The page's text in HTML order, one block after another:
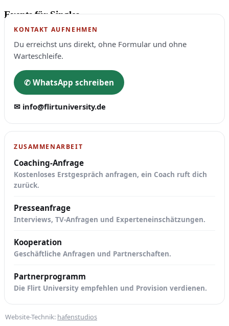
Events für Singles
KONTAKT AUFNEHMEN
Du erreichst uns direkt, ohne Formular und ohne
Warteschleife.
✆ WhatsApp schreiben
✉ info@flirtuniversity.de
ZUSAMMENARBEIT
Coaching-Anfrage
Kostenloses Erstgespräch anfragen, ein Coach ruft dich
zurück.
Presseanfrage
Interviews, TV-Anfragen und Experteneinschätzungen.
Kooperation
Geschäftliche Anfragen und Partnerschaften.
Partnerprogramm
Die Flirt University empfehlen und Provision verdienen.
Website-Technik: hafenstudios